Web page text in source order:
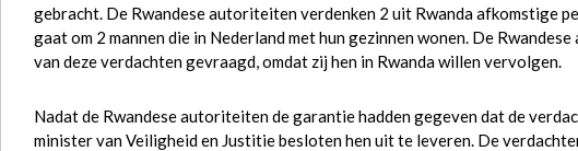
gebracht. De Rwandese autoriteiten verdenken 2 uit Rwanda afkomstige
gaat om 2 mannen die in Nederland met hun gezinnen wonen. De
van deze verdachten gevraagd, omdat zij hen in Rwanda willen vervolgen.
Nadat de Rwandese autoriteiten de garantie hadden gegeven dat de
minister van Veiligheid en Justitie besloten hen uit te leveren. De